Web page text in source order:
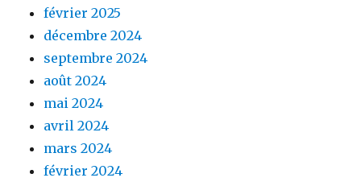
février 2025
décembre 2024
septembre 2024
août 2024
mai 2024
avril 2024
mars 2024
février 2024